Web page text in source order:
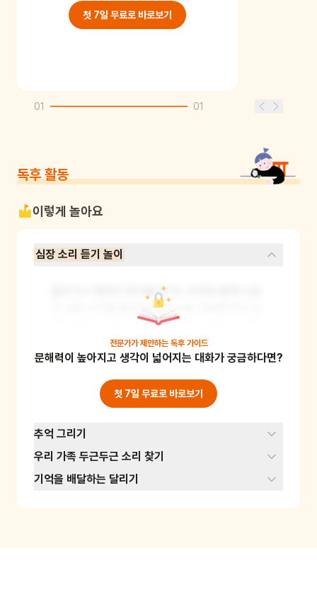
첫 7일 무료로 바로보기
01 01
독후 활동
이렇게 놀아요
심장 소리 듣기 놀이
달리기나 제자리 뛰기를 한 후, 아이와 함께 서로
의 심장 소리를 들어보세요. 손을 가슴에 대고 심
장 박동을 느껴보거나, 청진기를 사용해 더 자세
히 들어볼 수도 있어요. 이 활동을 통해 아이는 자
신의 몸에 대해 더 잘 이해하고, 신체 활동 후의
변화를 관찰할 수 있어요. 준비물: 청진기(선택)
전문가가 제안하는 독후 가이드
문해력이 높아지고 생각이 넓어지는 대화가 궁금하다면?
첫 7일 무료로 바로보기
추억 그리기
우리 가족 두근두근 소리 찾기
기억을 배달하는 달리기